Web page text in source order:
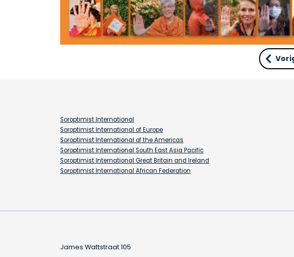
Soroptimist International
Soroptimist International of Europe
Soroptimist International of the Americas
Soroptimist International South East Asia Pacific
Soroptimist International Great Britain and Ireland
Soroptimist International African Federation
James Wattstraat 105